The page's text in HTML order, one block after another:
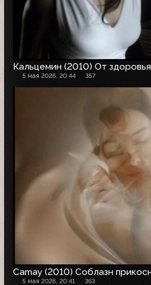
Кальцемин (2010) От
5 мая 2026, 20:44 357
Camay (2010) Соблазн
5 мая 2026, 20:41 363